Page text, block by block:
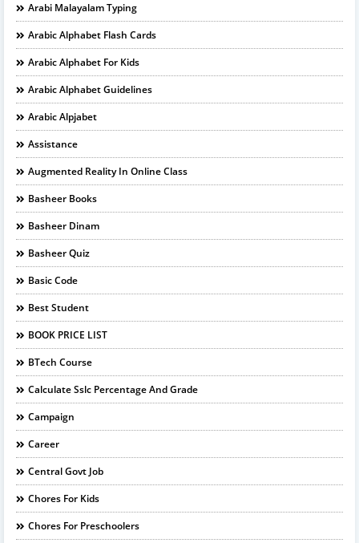
Arabi Malayalam Typing
Arabic Alphabet Flash Cards
Arabic Alphabet For Kids
Arabic Alphabet Guidelines
Arabic Alpjabet
Assistance
Augmented Reality In Online Class
Basheer Books
Basheer Dinam
Basheer Quiz
Basic Code
Best Student
BOOK PRICE LIST
BTech Course
Calculate Sslc Percentage And Grade
Campaign
Career
Central Govt Job
Chores For Kids
Chores For Preschoolers